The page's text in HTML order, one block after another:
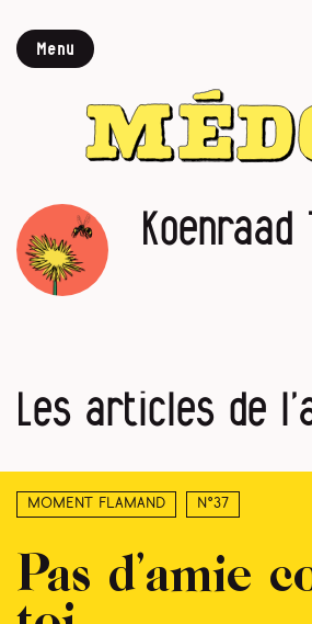
Menu
Koenraad
Les articles de
Moment Flamand N°37
Pas d’amie